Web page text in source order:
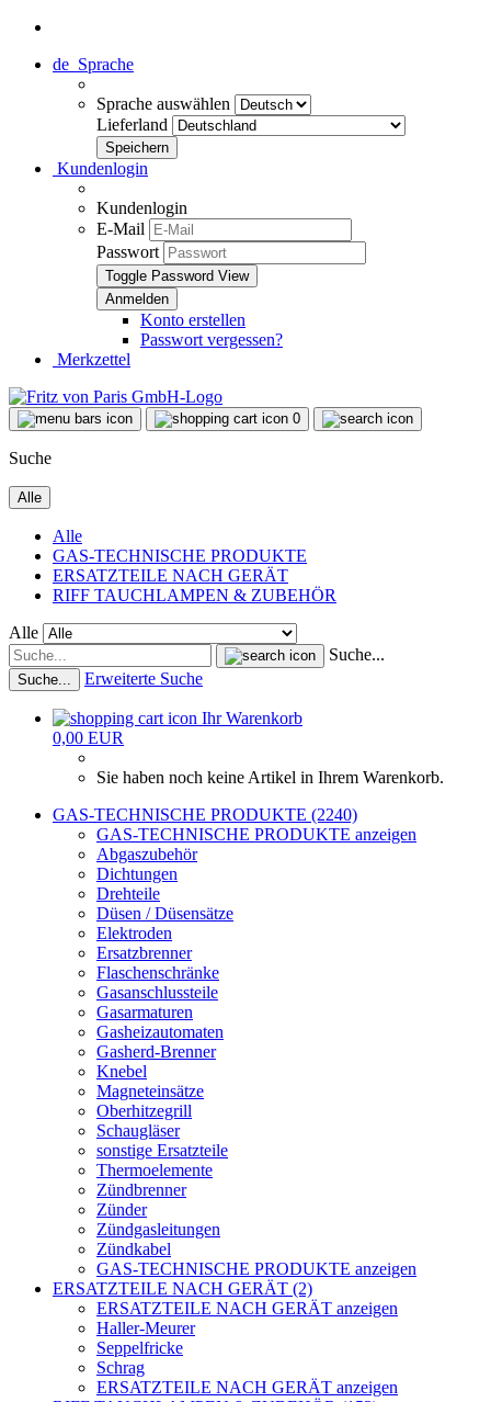
de Sprache
Sprache auswählen
Lieferland
Kundenlogin
Kundenlogin
E-Mail
Passwort
Toggle Password View
Konto erstellen
Passwort vergessen?
Merkzettel
0
Suche
Alle
Alle
GAS-TECHNISCHE PRODUKTE
ERSATZTEILE NACH GERÄT
RIFF TAUCHLAMPEN & ZUBEHÖR
Alle
Suche...
Suche... Erweiterte Suche
Ihr Warenkorb
0,00 EUR
Sie haben noch keine Artikel in Ihrem Warenkorb.
GAS-TECHNISCHE PRODUKTE (2240)
GAS-TECHNISCHE PRODUKTE anzeigen
Abgaszubehör
Dichtungen
Drehteile
Düsen / Düsensätze
Elektroden
Ersatzbrenner
Flaschenschränke
Gasanschlussteile
Gasarmaturen
Gasheizautomaten
Gasherd-Brenner
Knebel
Magneteinsätze
Oberhitzegrill
Schaugläser
sonstige Ersatzteile
Thermoelemente
Zündbrenner
Zünder
Zündgasleitungen
Zündkabel
GAS-TECHNISCHE PRODUKTE anzeigen
ERSATZTEILE NACH GERÄT (2)
ERSATZTEILE NACH GERÄT anzeigen
Haller-Meurer
Seppelfricke
Schrag
ERSATZTEILE NACH GERÄT anzeigen